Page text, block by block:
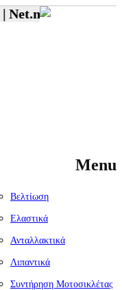
Net.mototriti.gr |
Menu
Βελτίωση
Ελαστικά
Ανταλλακτικά
Λιπαντικά
Συντήρηση Μοτοσικλέτας